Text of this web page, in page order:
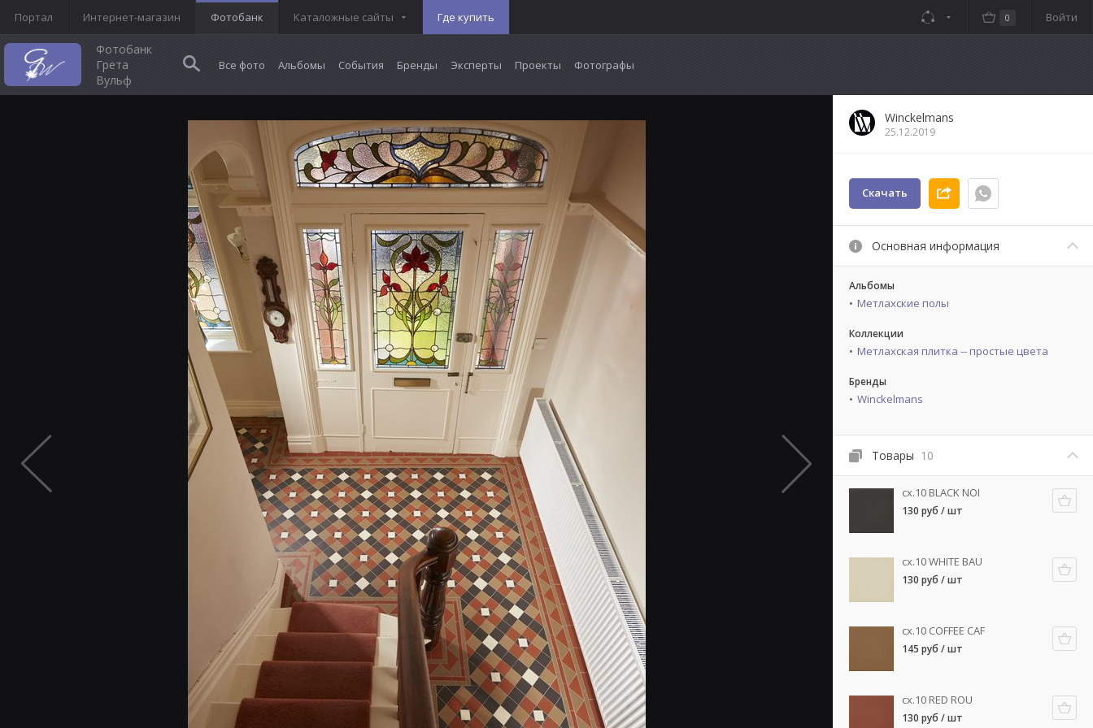
Портал Интернет-магазин Фотобанк Каталожные сайты Где купить Войти
0
Фотобанк
Грета
Вульф
Все фото Альбомы События Бренды Эксперты Проекты Фотографы
Winckelmans
25.12.2019
Скачать
Основная информация
Альбомы
Метлахские полы
Коллекции
Метлахская плитка -- простые цвета
Бренды
Winckelmans
Товары 10
cx.10 BLACK NOI
130 руб / шт
cx.10 WHITE BAU
130 руб / шт
cx.10 COFFEE CAF
145 руб / шт
cx.10 RED ROU
130 руб / шт